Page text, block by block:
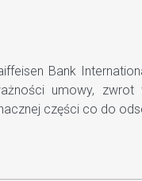
Bank
umowy,
części co do